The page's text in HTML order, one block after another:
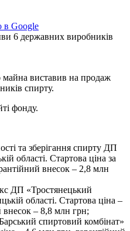
в Google
виставив на продаж
спирту.
фонду.
та зберігання спирту ДП
області. Стартова ціна за
внесок – 2,8 млн
ДП «Тростянецький
області. Стартова ціна –
внесок – 8,8 млн грн;
спиртовий комбінат»